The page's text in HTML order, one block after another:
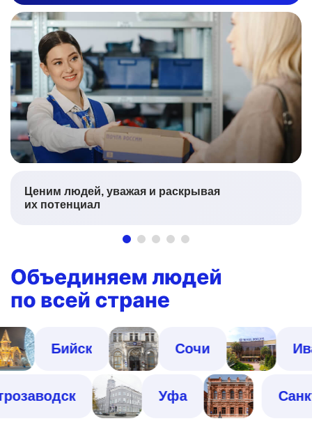
Ценим людей, уважая и раскрывая
их потенциал
Бийск Сочи
Петрозаводск Уфа